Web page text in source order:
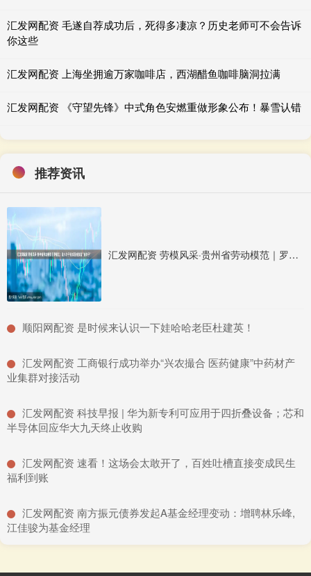
汇发网配资 毛遂自荐成功后，死得多凄凉？历史老师可不会告诉
你这些
汇发网配资 上海坐拥逾万家咖啡店，西湖醋鱼咖啡脑洞拉满
汇发网配资 《守望先锋》中式角色安燃重做形象公布！暴雪认错
推荐资讯
汇发网配资 劳模风采·贵州省劳动模范｜罗绍江：让小叶子变成百姓致富“金叶子”
​顺阳网配资 是时候来认识一下娃哈哈老臣杜建英！
​汇发网配资 工商银行成功举办“兴农撮合 医药健康”中药材产
业集群对接活动
​汇发网配资 科技早报 | 华为新专利可应用于四折叠设备；芯和
半导体回应华大九天终止收购
​汇发网配资 速看！这场会太敢开了，百姓吐槽直接变成民生
福利到账
​汇发网配资 南方振元债券发起A基金经理变动：增聘林乐峰,
江佳骏为基金经理